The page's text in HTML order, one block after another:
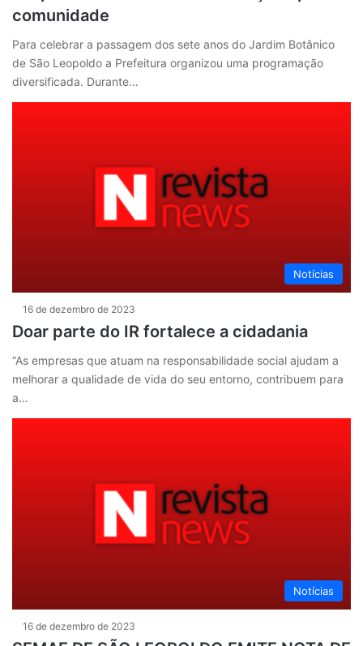
comunidade
Para celebrar a passagem dos sete anos do Jardim Botânico
de São Leopoldo a Prefeitura organizou uma programação
diversificada. Durante…
Notícias
16 de dezembro de 2023
Doar parte do IR fortalece a cidadania
“As empresas que atuam na responsabilidade social ajudam a
melhorar a qualidade de vida do seu entorno, contribuem para
a…
Notícias
16 de dezembro de 2023